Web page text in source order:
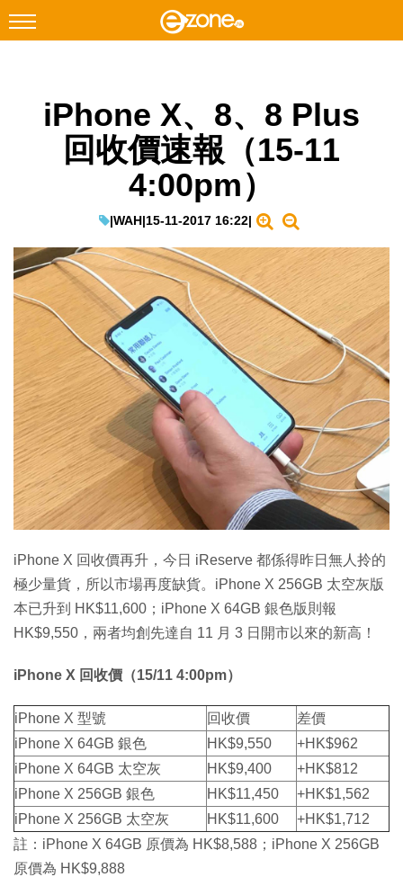
Facebook Instagram
教學評測
EduTech
IT Times
生成式AI與雲端應用
Enterprise Digital Transformation
特集
iPhone X、8、8 Plus
回收價速報（15-11
4:00pm）
|WAH|15-11-2017 16:22|
iPhone X 回收價再升，今日 iReserve 都係得昨日無人拎的
極少量貨，所以市場再度缺貨。iPhone X 256GB 太空灰版
本已升到 HK$11,600；iPhone X 64GB 銀色版則報
HK$9,550，兩者均創先達自 11 月 3 日開市以來的新高！
iPhone X 回收價（15/11 4:00pm）
iPhone X 型號​​​​ 回收價
差價
iPhone X 64GB 銀色
HK$9,550
+HK$962
iPhone X 64GB 太空灰
HK$9,400
+HK$812
iPhone X 256GB 銀色
HK$11,450
+HK$1,562
iPhone X 256GB 太空灰
HK$11,600
+HK$1,712
註：iPhone X 64GB 原價為 HK$8,588；iPhone X 256GB
原價為 HK$9,888